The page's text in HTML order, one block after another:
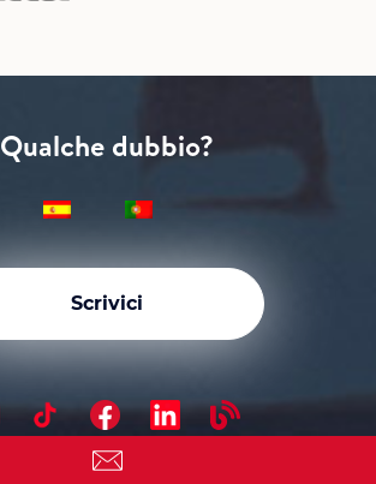
Qualche dubbio?
Scrivici